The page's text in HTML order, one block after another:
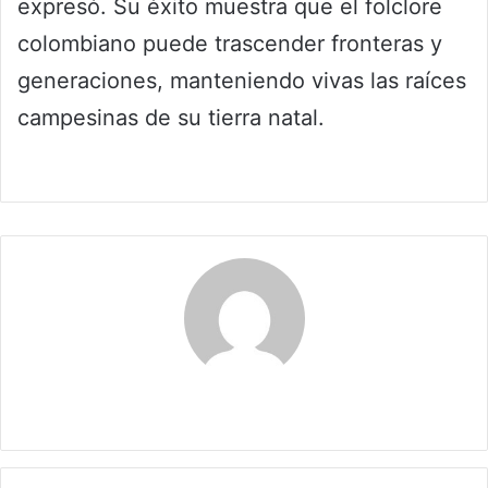
expresó. Su éxito muestra que el folclore
colombiano puede trascender fronteras y
generaciones, manteniendo vivas las raíces
campesinas de su tierra natal.